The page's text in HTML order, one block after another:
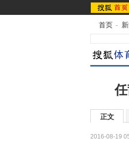
首页 -
正文
2016-08-19